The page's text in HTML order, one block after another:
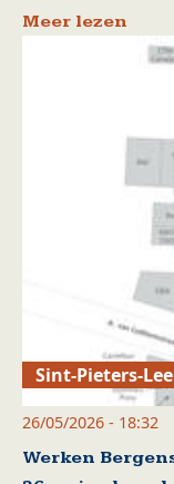
Meer lezen
Sint-Pieters-
26/05/2026 - 18:32
Werken